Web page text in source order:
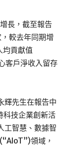
長，截至報告
較去年同期增
均貢獻值
客戶淨收入留存
輝先生在報告中
科技企業創新活
工智慧、數據智
領域，